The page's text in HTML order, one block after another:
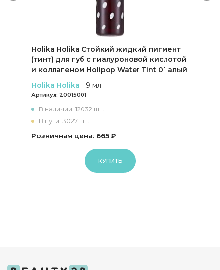
Holika Holika Cтойкий жидкий пигмент
(тинт) для губ с гиалуроновой кислотой
и коллагеном Holipop Water Tint 01 алый
Holika Holika
9 мл
Артикул: 20015001
В наличии: 12032 шт.
В пути: 3027 шт.
Розничная цена: 665 ₽
КУПИТЬ